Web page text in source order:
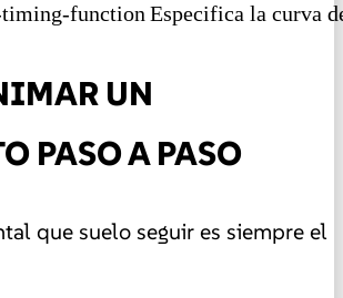
function Especifica la curva
UN
PASO A PASO
que suelo seguir es siempre el